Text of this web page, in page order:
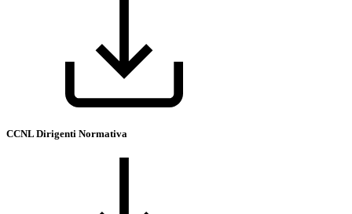
CCNL Dirigenti Normativa